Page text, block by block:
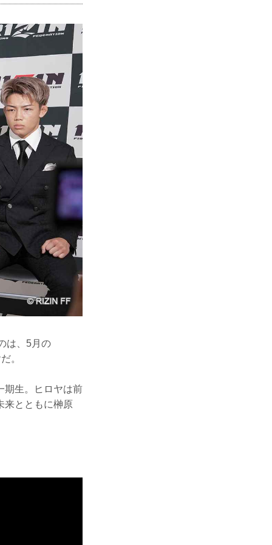
は、5月の
。
期生。ヒロヤは前
来とともに榊原